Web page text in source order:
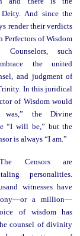
And since the
render their verdicts
Perfectors of Wisdom
such
the united
and judgment of
In this juridical
of Wisdom would
the Divine
“I will be,” but the
is always “I am.”
The Censors are
personalities.
witnesses have
a million—
of wisdom has
counsel of divinity